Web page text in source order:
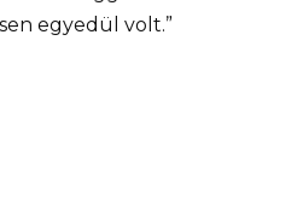
egyedül volt.”